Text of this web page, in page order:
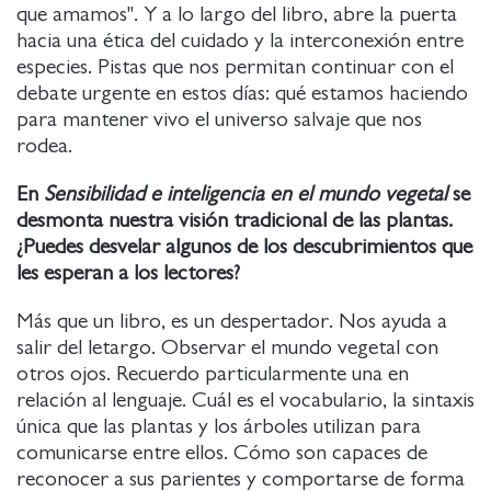
que amamos". Y a lo largo del libro, abre la puerta
hacia una ética del cuidado y la interconexión entre
especies. Pistas que nos permitan continuar con el
debate urgente en estos días: qué estamos haciendo
para mantener vivo el universo salvaje que nos
rodea.
En Sensibilidad e inteligencia en el mundo vegetalse
desmonta nuestra visión tradicional de las plantas.
¿Puedes desvelar algunos de los descubrimientos que
les esperan a los lectores?
Más que un libro, es un despertador. Nos ayuda a
salir del letargo. Observar el mundo vegetal con
otros ojos. Recuerdo particularmente una en
relación al lenguaje. Cuál es el vocabulario, la sintaxis
única que las plantas y los árboles utilizan para
comunicarse entre ellos. Cómo son capaces de
reconocer a sus parientes y comportarse de forma